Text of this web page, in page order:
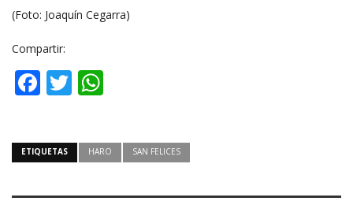
(Foto: Joaquín Cegarra)
Compartir:
Facebook
Twitter
ETIQUETAS HARO SAN FELICES